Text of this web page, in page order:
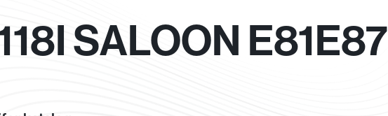
SALOON E81E87